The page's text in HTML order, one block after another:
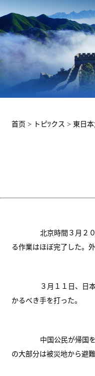
首页 > トピﾂクス > 東日
北京時間３月２
る作業はほぼ完了した。
３月１１日、日
かるべき手を打った。
中国公民が帰国
の大部分は被災地から避難